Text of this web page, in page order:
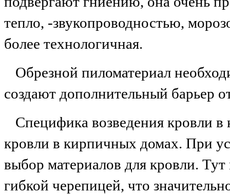
тепло, -звукопроводностью,
более технологичная.
Обрезной пиломатериал
создают дополнительный барьер
Специфика возведения кровли в
кровли в кирпичных домах. При
выбор материалов для кровли.
гибкой черепицей, что